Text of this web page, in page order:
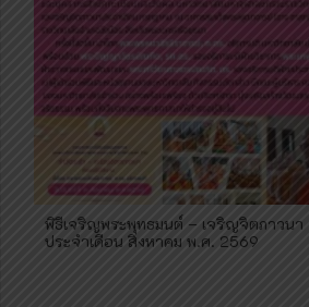
พิธีเจริญพระพุทธมนต์ – เจริญจิตภาวน
ประจำเดือน สิงหาคม พ.ศ. 2569